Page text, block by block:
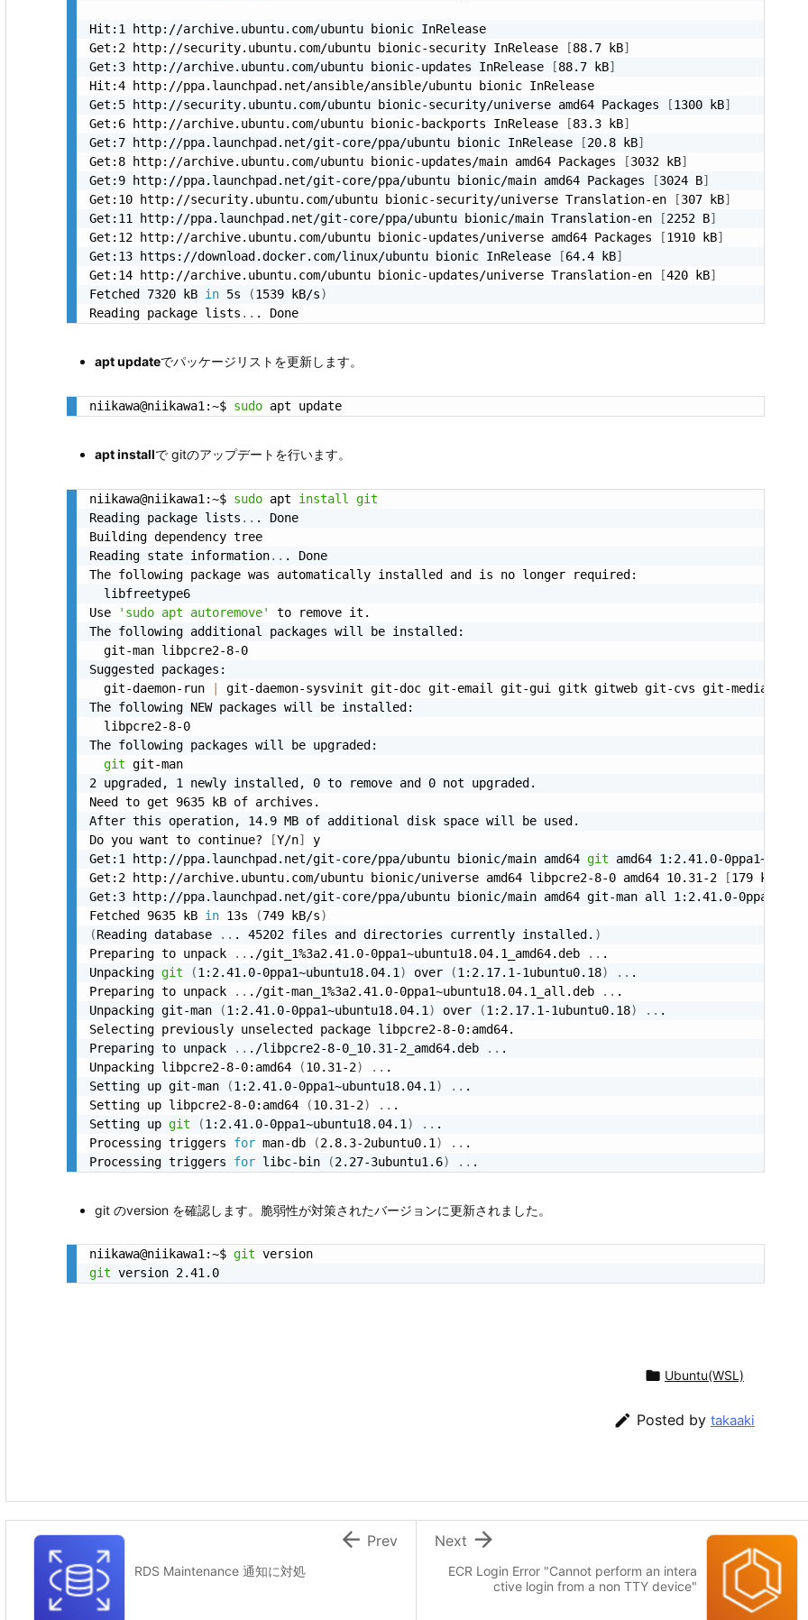
Hit:1 http://archive.ubuntu.com/ubuntu bionic InRelease
Get:2 http://security.ubuntu.com/ubuntu bionic-security InRelease
[88.7 kB]
Get:3 http://archive.ubuntu.com/ubuntu bionic-updates InRelease
[88.7 kB]
Hit:4 http://ppa.launchpad.net/ansible/ansible/ubuntu bionic InRelease
Get:5 http://security.ubuntu.com/ubuntu bionic-security/universe amd64 Packages
[1300 kB]
Get:6 http://archive.ubuntu.com/ubuntu bionic-backports InRelease
[83.3 kB]
Get:7 http://ppa.launchpad.net/git-core/ppa/ubuntu bionic InRelease
[20.8 kB]
Get:8 http://archive.ubuntu.com/ubuntu bionic-updates/main amd64 Packages
[3032 kB]
Get:9 http://ppa.launchpad.net/git-core/ppa/ubuntu bionic/main amd64 Packages
[3024 B]
Get:10 http://security.ubuntu.com/ubuntu bionic-security/universe Translation-en
[307 kB]
Get:11 http://ppa.launchpad.net/git-core/ppa/ubuntu bionic/main Translation-en
[2252 B]
Get:12 http://archive.ubuntu.com/ubuntu bionic-updates/universe amd64 Packages
[1910 kB]
Get:13 https://download.docker.com/linux/ubuntu bionic InRelease
[64.4 kB]
Get:14 http://archive.ubuntu.com/ubuntu bionic-updates/universe Translation-en
[420 kB]
Fetched 7320 kB in 5s (1539 kB/s)
Reading package lists .. . Done
apt updateでパッケージリストを更新します。
niikawa@niikawa1:~$ sudo apt update
apt installで gitのアップデートを行います。
niikawa@niikawa1:~$ sudo apt install
git
Reading package lists .. . Done
Building dependency tree
Reading state information.. . Done
The following package was automatically installed and is no longer required:
  libfreetype6
Use
'sudo apt autoremove'
to remove it.
The following additional packages will be installed:
  git-man libpcre2-8-0
Suggested packages:
  git-daemon-run
|
git-daemon-sysvinit git-doc git-email git-gui gitk gitweb git-cvs git-mediawiki
The following NEW packages will be installed:
  libpcre2-8-0
The following packages will be upgraded:
git git-man
2 upgraded, 1 newly installed, 0 to remove and 0 not upgraded.
Need to get 9635 kB of archives.
After this operation, 14.9 MB of additional disk space will be used.
Do you want to continue?
[Y/n]
y
Get:1 http://ppa.launchpad.net/git-core/ppa/ubuntu bionic/main amd64 git amd64 1:2.41.0-
Get:2 http://archive.ubuntu.com/ubuntu bionic/universe amd64 libpcre2-8-0 amd64 10.31-2
[179 kB
Get:3 http://ppa.launchpad.net/git-core/ppa/ubuntu bionic/main amd64 git-man all 1:2.41.0-
Fetched 9635 kB in 13s (749 kB/s)
(Reading database .. . 45202 files and directories currently installed. )
Preparing to unpack
.. ./git_1%3a2.41.0-0ppa1~ubuntu18.04.1_amd64.deb .. .
Unpacking git (1:2.41.0-0ppa1~ubuntu18.04.1 ) over (1:2.17.1-1ubuntu0.18) .. .
Preparing to unpack
.. ./git-man_1%3a2.41.0-0ppa1~ubuntu18.04.1_all.deb .. .
Unpacking git-man
(1:2.41.0-0ppa1~ubuntu18.04.1 ) over (1:2.17.1-1ubuntu0.18) .. .
Selecting previously unselected package libpcre2-8-0:amd64.
Preparing to unpack
.. ./libpcre2-8-0_10.31-2_amd64.deb .. .
Unpacking libpcre2-8-0:amd64
(10.31-2) .. .
Setting up git-man
(1:2.41.0-0ppa1~ubuntu18.04.1 ) .. .
Setting up libpcre2-8-0:amd64
(10.31-2) .. .
Setting up git (1:2.41.0-0ppa1~ubuntu18.04.1 ) .. .
Processing triggers for man-db (2.8.3-2ubuntu0.1 ) .. .
Processing triggers for libc-bin (2.27-3ubuntu1.6) .. .
git のversion を確認します。脆弱性が対策されたバージョンに更新されました。
niikawa@niikawa1:~$ git
git version 2.41.0
 Ubuntu(WSL)
 Posted by takaaki
ECR Login Error "Cannot perform an intera
ctive login from a non TTY device"

Next
RDS Maintenance 通知に対処
 Prev